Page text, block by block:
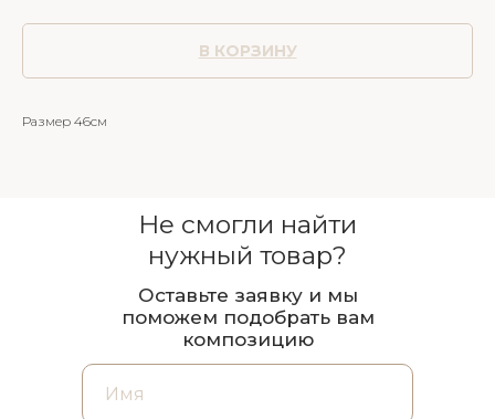
В КОРЗИНУ
Размер 46см
Не смогли найти
нужный товар?
Оставьте заявку и мы
поможем подобрать вам
композицию